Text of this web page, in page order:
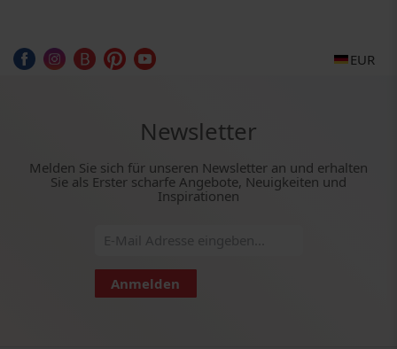
EUR
Newsletter
Melden Sie sich für unseren Newsletter an und erhalten
Sie als Erster scharfe Angebote, Neuigkeiten und
Inspirationen
Anmelden